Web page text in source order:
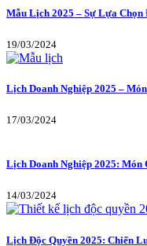
Mẫu Lịch 2025 – Sự Lựa
19/03/2024
Lịch Doanh Nghiệp 2025 –
17/03/2024
Lịch Doanh Nghiệp 2025: Món
14/03/2024
Lịch Độc Quyền 2025: Chiến